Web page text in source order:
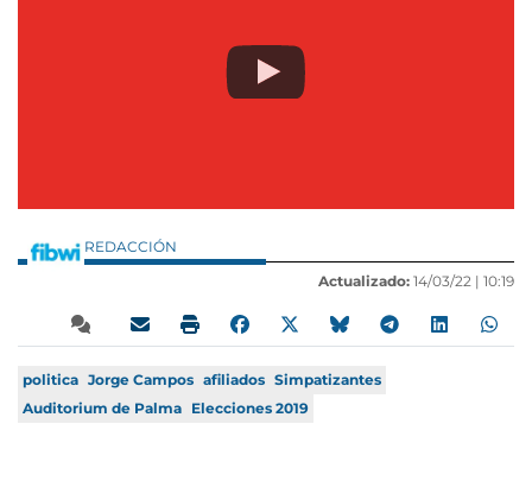
REDACCIÓN
Actualizado: 14/03/22 | 10:19
politica Jorge Campos afiliados Simpatizantes
Auditorium de Palma Elecciones 2019